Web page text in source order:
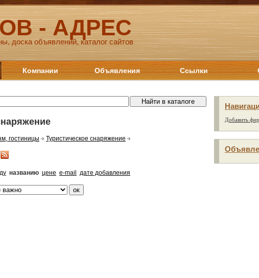
- АДРЕС
доска объявлений, каталог сайтов
Компании Объявления Ссылки
гостиницы Туристическое снаряжение
названию цене e-mail дате добавления
Добавить